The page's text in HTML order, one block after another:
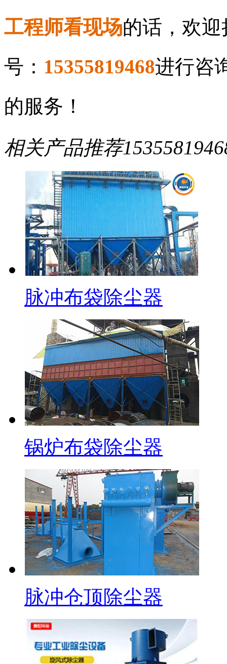
工程师看现场的话，欢
号： 15355819468进行咨
的服务！
相关产品推荐
脉冲布袋除尘器
锅炉布袋除尘器
脉冲仓顶除尘器